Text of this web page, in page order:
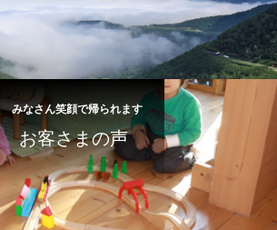
みなさん笑顔で帰られます
お客さまの声